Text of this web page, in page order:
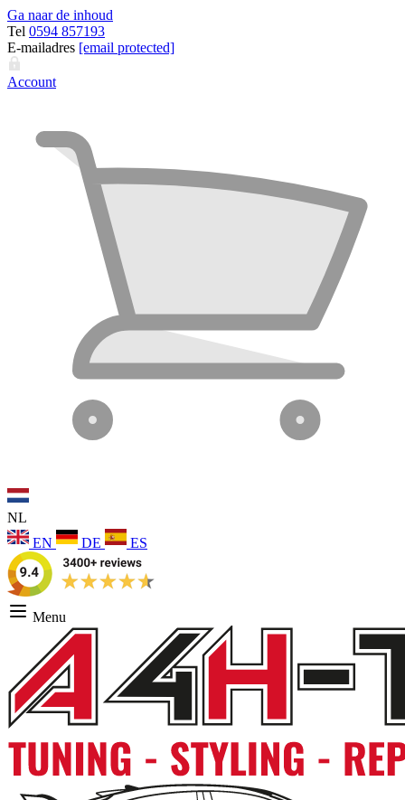
Ga naar de inhoud
Tel 0594 857193
E-mailadres [email protected]
Account
NL
EN
DE ES
Menu